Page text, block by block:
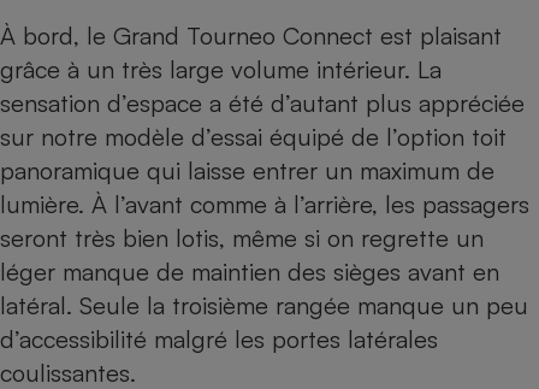
À bord, le Grand Tourneo Connect est plaisant
grâce à un très large volume intérieur. La
sensation d’espace a été d’autant plus appréciée
sur notre modèle d’essai équipé de l’option toit
panoramique qui laisse entrer un maximum de
lumière. À l’avant comme à l’arrière, les passagers
seront très bien lotis, même si on regrette un
léger manque de maintien des sièges avant en
latéral. Seule la troisième rangée manque un peu
d’accessibilité malgré les portes latérales
coulissantes.